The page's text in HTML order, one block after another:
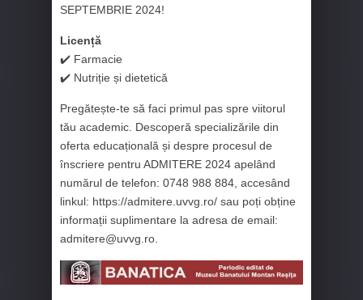
SEPTEMBRIE 2024!
Licență
✔️ Farmacie
✔️ Nutriție și dietetică
Pregătește-te să faci primul pas spre viitorul
tău academic. Descoperă specializările din
oferta educațională și despre procesul de
înscriere pentru ADMITERE 2024 apelând
numărul de telefon: 0748 988 884, accesând
linkul: https://admitere.uvvg.ro/ sau poți obține
informații suplimentare la adresa de email:
admitere@uvvg.ro.